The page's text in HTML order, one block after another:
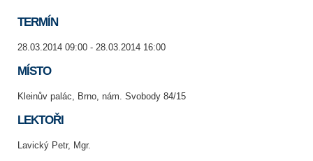
TERMÍN
28.03.2014 09:00 - 28.03.2014 16:00
MÍSTO
Kleinův palác, Brno, nám. Svobody 84/15
LEKTOŘI
Lavický Petr, Mgr.